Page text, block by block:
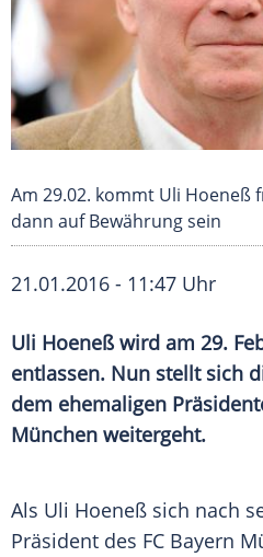
Am 29.02. kommt Uli Hoeneß
dann auf Bewährung sein
21.01.2016 - 11:47 Uhr
Uli Hoeneß wird am 29.
entlassen. Nun stellt sich
dem ehemaligen
München weitergeht.
Als Uli Hoeneß sich nach
Präsident des FC Bayern